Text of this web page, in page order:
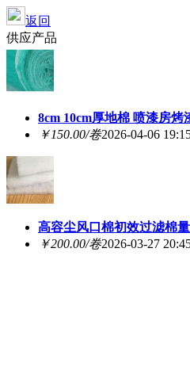
返回
供应产品
8cm 10cm厚地棉 喷漆房烤
￥150.00/卷2026-04-06
高容尘风口棉初效过滤棉
￥200.00/卷2026-03-27